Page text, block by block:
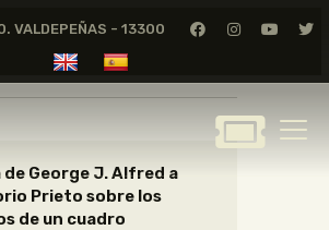
VALDEPEÑAS - 13300
MUSEO
GREGORIO
PRIETO
George J. Alfred a
Prieto sobre los
de un cuadro